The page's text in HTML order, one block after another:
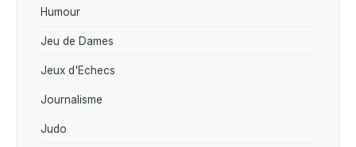
Humour
Jeu de Dames
Jeux d'Echecs
Journalisme
Judo